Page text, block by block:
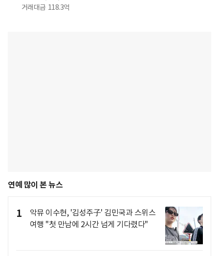
거래대금 118.3억
연예 많이 본 뉴스
1
악뮤 이수현, '김성주子' 김민국과 스위스
여행 "첫 만남에 2시간 넘게 기다렸다"